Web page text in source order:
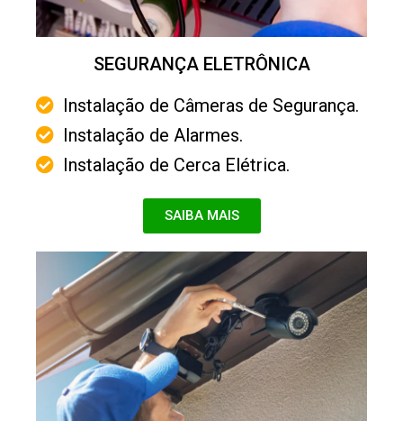
SEGURANÇA ELETRÔNICA
Instalação de Câmeras de Segurança.
Instalação de Alarmes.
Instalação de Cerca Elétrica.
SAIBA MAIS